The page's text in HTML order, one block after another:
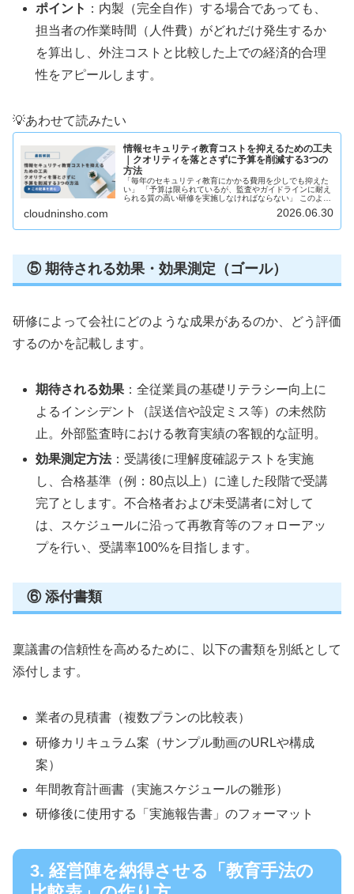
ポイント ：内製（完全自作）する場合であっても、
担当者の作業時間（人件費）がどれだけ発生するか
を算出し、外注コストと比較した上での経済的合理
性をアピールします。
💡あわせて読みたい
情報セキュリティ教育コストを抑えるための工夫
｜クオリティを落とさずに予算を削減する3つの
方法
「毎年のセキュリティ教育にかかる費用を少しでも抑えた
い」 「予算は限られているが、監査やガイドラインに耐え
られる質の高い研修を実施しなければならない」 このよう
cloudninsho.com 2026.06.30
⑤ 期待される効果・効果測定（ゴール）
研修によって会社にどのような成果があるのか、どう評価
するのかを記載します。
期待される効果 ：全従業員の基礎リテラシー向上に
よるインシデント（誤送信や設定ミス等）の未然防
止。外部監査時における教育実績の客観的な証明。
効果測定方法：受講後に理解度確認テストを実施
し、合格基準（例：80点以上）に達した段階で受講
完了とします。不合格者および未受講者に対して
は、スケジュールに沿って再教育等のフォローアッ
プを行い、受講率100%を目指します。
⑥ 添付書類
稟議書の信頼性を高めるために、以下の書類を別紙として
添付します。
業者の見積書（複数プランの比較表）
研修カリキュラム案（サンプル動画のURLや構成
案）
年間教育計画書（実施スケジュールの雛形）
研修後に使用する「実施報告書」のフォーマット
3. 経営陣を納得させる「教育手法の